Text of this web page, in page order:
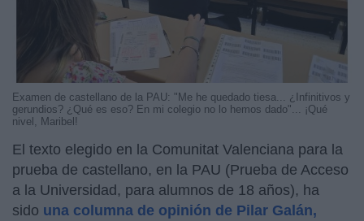
Examen de castellano de la PAU: "Me he quedado tiesa... ¿Infinitivos y
gerundios? ¿Qué es eso? En mi colegio no lo hemos dado"... ¡Qué
nivel, Maribel!
El texto elegido en la Comunitat Valenciana para la
prueba de castellano, en la PAU (Prueba de Acceso
a la Universidad, para alumnos de 18 años), ha
sido una columna de opinión de Pilar Galán,